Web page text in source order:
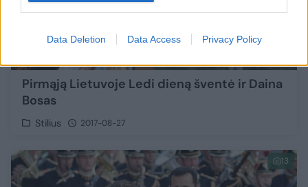
Data Deletion Data Access Privacy Policy
Pirmąją Lietuvoje Ledi dieną šventė ir Daina
Bosas
Stilius 2017-08-27
13